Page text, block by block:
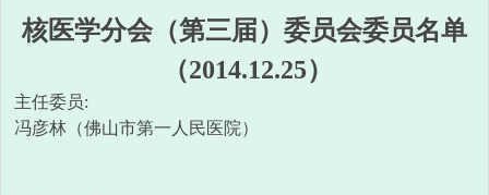
核医学分会（第三届）委员会委员名单
（2014.12.25）
主任委员:
冯彦林（佛山市第一人民医院）